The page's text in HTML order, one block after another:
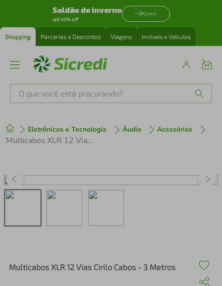
Saldão de inverno
até 40% off
Quero
Shopping Parcerias e Descontos Viagens Imóveis e Veículos
O que você está procurando?
Eletrônicos e Tecnologia Áudio Acessórios
Multicabos XLR 12 Vias Cirilo Cabos - 3 Metros
Multicabos XLR 12 Vias Cirilo Cabos - 3 Metros
1º tenis
perfume